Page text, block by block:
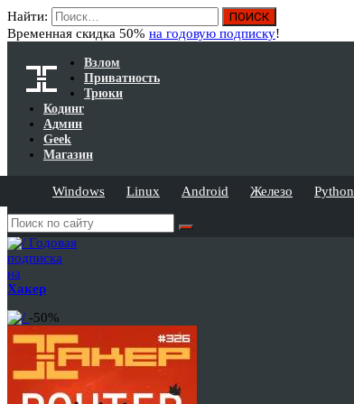
Найти:
Временная скидка 50% на годовую подписку!
Взлом
Приватность
Трюки
Кодинг
Админ
Geek
Магазин
Windows Linux Android Железо Python
Годовая
подписка
на
Хакер
-50%